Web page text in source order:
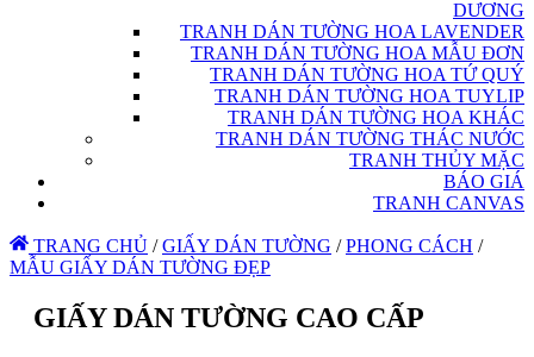
DƯƠNG
TRANH DÁN TƯỜNG HOA LAVENDER
TRANH DÁN TƯỜNG HOA MẪU ĐƠN
TRANH DÁN TƯỜNG HOA TỨ QUÝ
TRANH DÁN TƯỜNG HOA TUYLIP
TRANH DÁN TƯỜNG HOA KHÁC
TRANH DÁN TƯỜNG THÁC NƯỚC
TRANH THỦY MẶC
BÁO GIÁ
TRANH CANVAS
TRANG CHỦ / GIẤY DÁN TƯỜNG / PHONG CÁCH /
MẪU GIẤY DÁN TƯỜNG ĐẸP
GIẤY DÁN TƯỜNG CAO CẤP